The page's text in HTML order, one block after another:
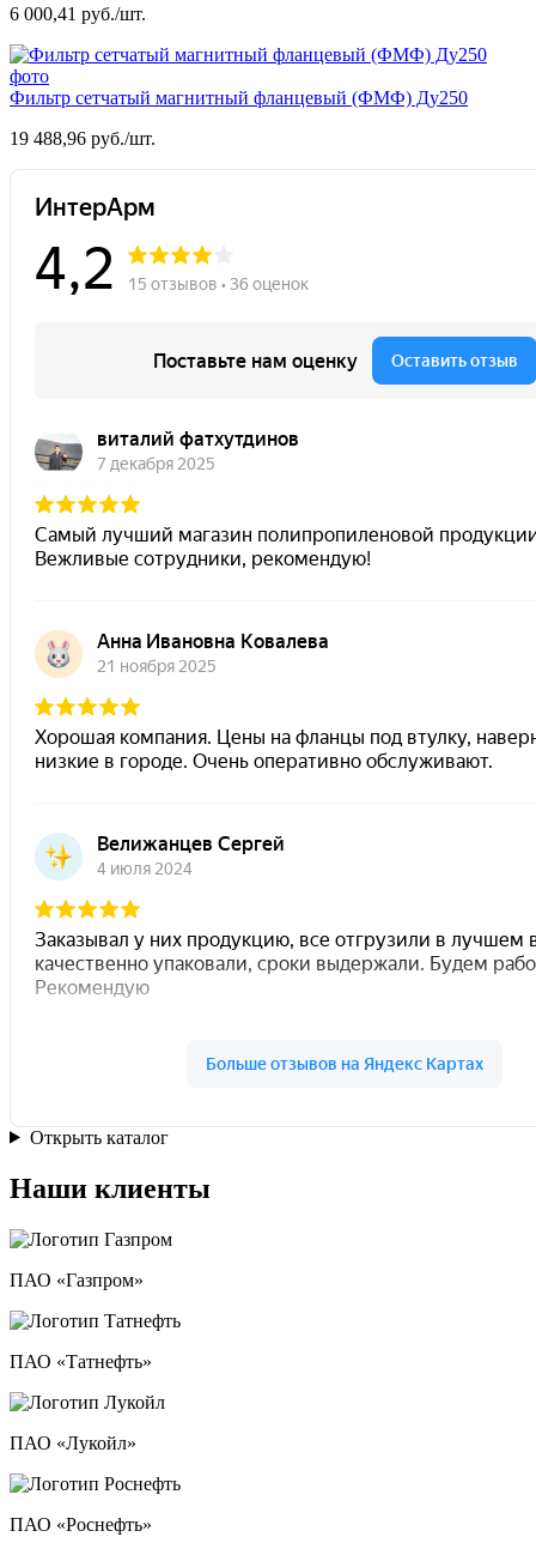
6 000,41 руб./шт.
Фильтр сетчатый магнитный фланцевый (ФМФ) Ду250
19 488,96 руб./шт.
Открыть каталог
Наши клиенты
ПАО «Газпром»
ПАО «Татнефть»
ПАО «Лукойл»
ПАО «Роснефть»